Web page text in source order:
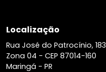
Localização
Rua José do Patrocínio, 183
Zona 04 - CEP 87014-160
Maringá - PR